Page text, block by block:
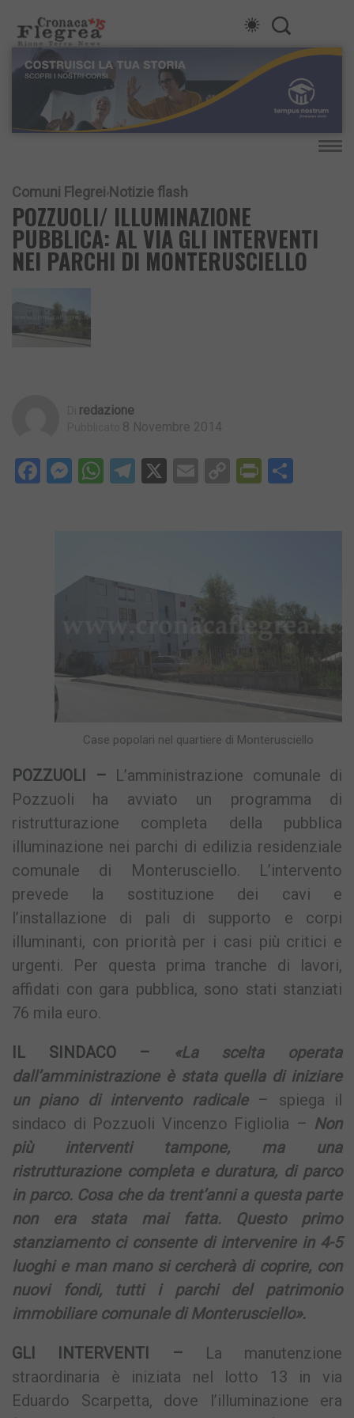
Comuni Flegrei Notizie flash
POZZUOLI/ ILLUMINAZIONE
PUBBLICA: AL VIA GLI INTERVENTI
NEI PARCHI DI MONTERUSCIELLO
Redazione
8 Novembre 2014
Facebook
Messenger
WhatsApp
Telegram
X EmailCopy
Case popolari nel quartiere di Monterusciello
POZZUOLI – L’amministrazione comunale di
Pozzuoli ha avviato un programma di
ristrutturazione completa della pubblica
illuminazione nei parchi di edilizia residenziale
comunale di Monterusciello. L’intervento
prevede la sostituzione dei cavi e
l’installazione di pali di supporto e corpi
illuminanti, con priorità per i casi più critici e
urgenti. Per questa prima tranche di lavori,
affidati con gara pubblica, sono stati stanziati
76 mila euro.
IL SINDACO –
«La scelta operata
dall’amministrazione è stata quella di iniziare
un piano di intervento radicale– spiega il
sindaco di Pozzuoli Vincenzo Figliolia – Non
più interventi tampone, ma una
ristrutturazione completa e duratura, di parco
in parco. Cosa che da trent’anni a questa parte
non era stata mai fatta. Questo primo
stanziamento ci consente di intervenire in 4-5
luoghi e man mano si cercherà di coprire, con
nuovi fondi, tutti i parchi del patrimonio
immobiliare comunale di Monterusciello».
GLI INTERVENTI – La manutenzione
straordinaria è iniziata nel lotto 13 in via
Eduardo Scarpetta, dove l’illuminazione era